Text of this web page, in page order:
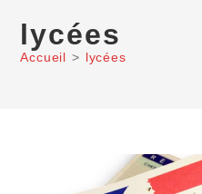
lycées
Accueil > lycées